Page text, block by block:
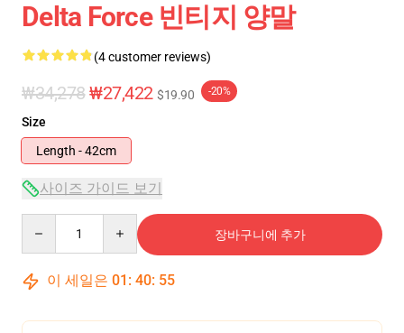
Delta Force 빈티지 양말
(4 customer reviews)
₩34,278₩27,422 $19.90 -20%
Size
Length - 42cm
사이즈 가이드 보기
장바구니에 추가
이 세일은 01 : 40: 55